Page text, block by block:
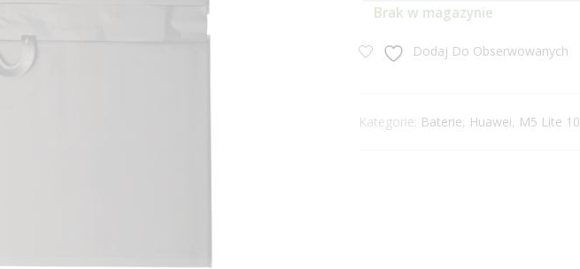
Brak w magazynie
Dodaj Do Obserwowanych
Kategorie: Baterie, Huawei, M5 Lite 10